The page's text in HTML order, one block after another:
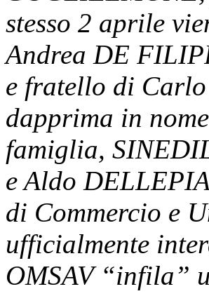
stesso 2 aprile
Andrea DE
e fratello di
dapprima in
famiglia,
e Aldo
di Commercio e
ufficialmente
OMSAV “infila”